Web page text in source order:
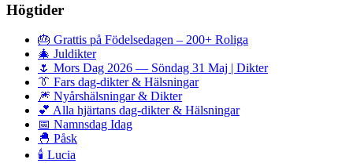
Högtider
🎂 Grattis på Födelsedagen – 200+ Roliga
🎄 Juldikter
🌷 Mors Dag 2026 — Söndag 31 Maj | Dikter
👔 Fars dag-dikter & Hälsningar
🎆 Nyårshälsningar & Dikter
💕 Alla hjärtans dag-dikter & Hälsningar
📅 Namnsdag Idag
🐣 Påsk
🕯️ Lucia